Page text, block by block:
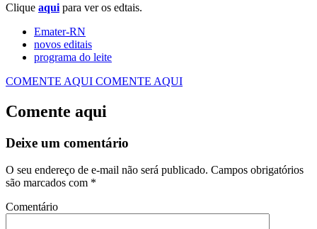
Clique aqui para ver os edtais.
Emater-RN
novos editais
programa do leite
COMENTE AQUI COMENTE AQUI
Comente aqui
Deixe um comentário
O seu endereço de e-mail não será publicado. Campos obrigatórios
são marcados com *
Comentário